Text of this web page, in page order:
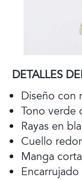
DETALLES
Diseño con
Tono verde
Rayas en
Cuello
Manga corta